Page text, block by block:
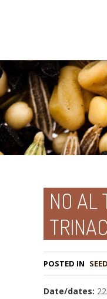
NO AL
POSTED IN
Date/dates: